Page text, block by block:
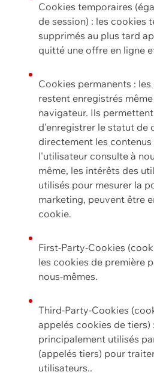
Cookies temporaires
de session) : les cookies
supprimés au plus tard
quitté une offre en ligne
Cookies permanents :
restent enregistrés
navigateur. Ils
d'enregistrer le statut de
directement les
l'utilisateur consulte à
même, les intérêts des
utilisés pour mesurer la
marketing, peuvent être
cookie.
First-Party-Cookies
les cookies de première
nous-mêmes.
Third-Party-Cookies
appelés cookies de
principalement utilisés
(appelés tiers) pour
utilisateurs..